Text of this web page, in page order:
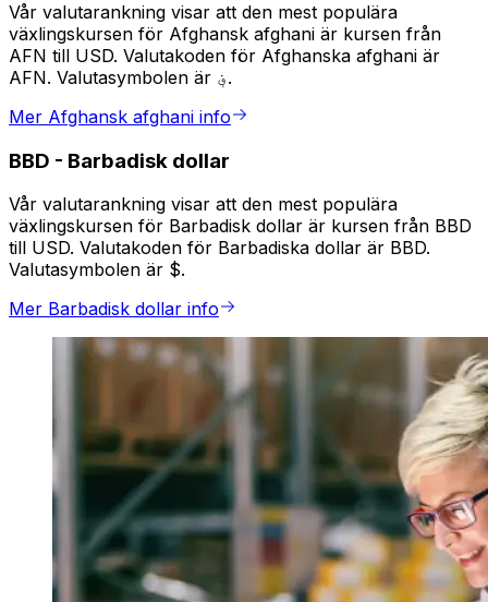
Vår valutarankning visar att den mest populära
växlingskursen för Afghansk afghani är kursen från
AFN till USD. Valutakoden för Afghanska afghani är
AFN. Valutasymbolen är ؋.
Mer Afghansk afghani info
BBD - Barbadisk dollar
Vår valutarankning visar att den mest populära
växlingskursen för Barbadisk dollar är kursen från BBD
till USD. Valutakoden för Barbadiska dollar är BBD.
Valutasymbolen är $.
Mer Barbadisk dollar info